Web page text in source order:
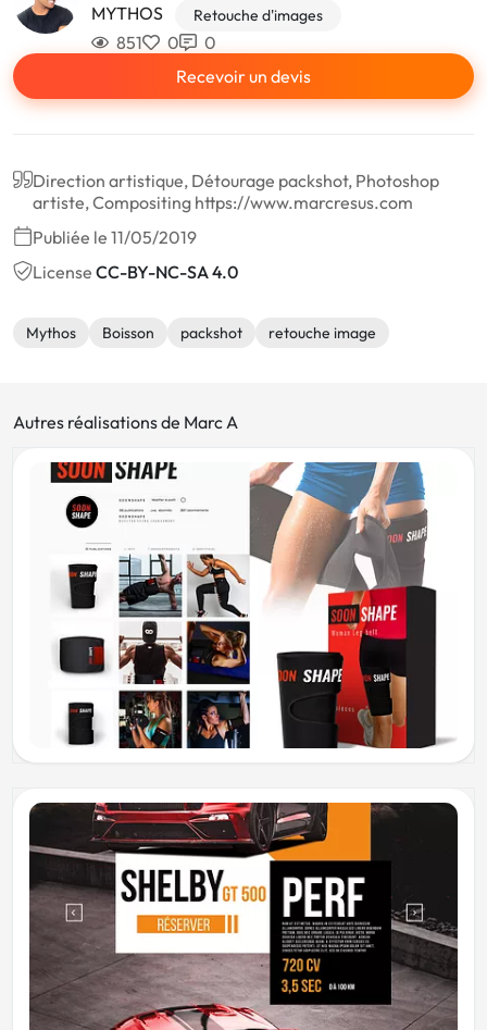
MYTHOS
Retouche d'images
851 0
0
Recevoir un devis
Direction artistique, Détourage packshot, Photoshop
artiste, Compositing https://www.marcresus.com
Publiée le 11/05/2019
License CC-BY-NC-SA 4.0
Mythos Boisson packshot retouche image
Autres réalisations de Marc A